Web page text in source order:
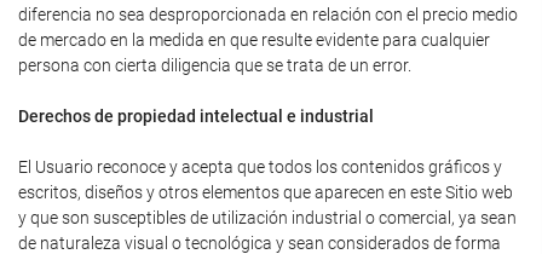
diferencia no sea desproporcionada en relación con el precio medio
de mercado en la medida en que resulte evidente para cualquier
persona con cierta diligencia que se trata de un error.
Derechos de propiedad intelectual e industrial
El Usuario reconoce y acepta que todos los contenidos gráficos y
escritos, diseños y otros elementos que aparecen en este Sitio web
y que son susceptibles de utilización industrial o comercial, ya sean
de naturaleza visual o tecnológica y sean considerados de forma